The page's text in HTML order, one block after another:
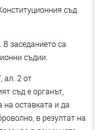
съд
заседанието са
съдии.
ал. 2 от
съд е органът,
на оставката и да
в резултат на